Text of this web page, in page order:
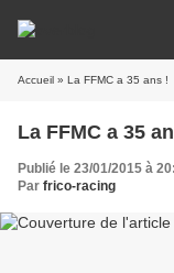
Accueil » La FFMC a 35 ans !
La FFMC a 35
Publié le 23/01/2015 à
Par frico-racing